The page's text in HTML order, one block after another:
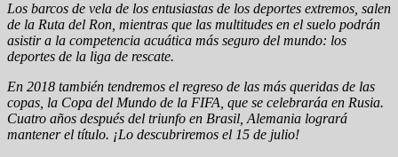
Los barcos de vela de los entusiastas de los deportes extremos, salen
de la Ruta del Ron, mientras que las multitudes en el suelo podrán
asistir a la competencia acuática más seguro del mundo: los
deportes de la liga de rescate.
En 2018 también tendremos el regreso de las más queridas de las
copas, la Copa del Mundo de la FIFA, que se celebraráa en Rusia.
Cuatro años después del triunfo en Brasil, Alemania logrará
mantener el título. ¡Lo descubriremos el 15 de julio!